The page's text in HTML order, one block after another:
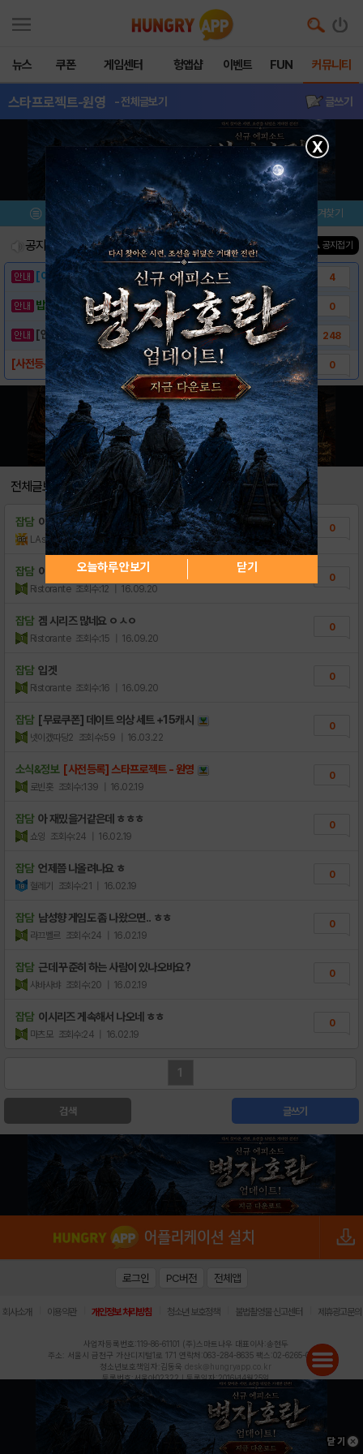
뉴스 쿠폰 게임센터 헝앱샵 이벤트 FUN 커뮤니티
스타프로젝트-원영 - 전체글보기 글쓰기
메뉴 이벤트/미션 설치/평가 즐겨찾기
공지사항 진행중인 이벤트0건 ▲ 공지접기
[이벤트] 웃음으로 매일매일 해피! 유머 게시.. 4
밥알이의 헝앱통신 ⑲ “밥알이, 드디어 멀티를.. 0
[안내] 헝그리앱 필수 상식! 밥알 획득 안내.. 248
[사전등록] 스타프로젝트 - 원영 0
전체글보기
잡담 이거 시리즈 많네요
LAsahi 조회수:15 | 18.11.25
0
잡담 이안,미유,원영 또있겠지...
Ristorante 조회수:12 | 16.09.20
0
잡담 겜 시리즈 많네요 ㅇㅅㅇ
Ristorante 조회수:15 | 16.09.20
0
잡담 입겟
Ristorante 조회수:16 | 16.09.20
0
잡담 [무료쿠폰] 데이트 의상 세트 +15캐시
넷이겠따당2 조회수:59 | 16.03.22
0
소식&정보 [사전등록] 스타프로젝트 - 원영
로빈홋 조회수:139 | 16.02.19
0
잡담 아 재밌을거같은데 ㅎㅎㅎ
쇼잉 조회수:24 | 16.02.19
0
잡담 언제쯤 나올려나요 ㅎ
혈레기 조회수:21 | 16.02.19
0
잡담 남성향 게임도 좀 나왔으면.. ㅎㅎ
라끄벨르 조회수:24 | 16.02.19
0
잡담 근데 꾸준히 하는 사람이 있나오바요?
샤바사뱌 조회수:20 | 16.02.19
0
잡담 이시리즈 게속해서 나오네 ㅎㅎ
마츠모 조회수:24 | 16.02.19
0
1
검색 글쓰기
X
오늘하루 안보기 닫기
로그인 PC버전 전체앱
회사소개 이용약관 개인정보 처리방침 청소년 보호정책 불법촬영물 신고센터 제휴광고문의
사업자등록번호:119-86-61101 (주)스마트나우 대표이사:송현두
주소: 서울시 금천구 가산디지털1로 171 연락처:063-284-8635 팩스:02-6265-0377
청소년보호책임자:김동욱 desk@hungryapp.co.kr
등록번호:서울아02322 | 등록일자:2016년4월25일
발행인:(주)스마트나우 송현두 | 편집인:김동욱
헝그리앱의 콘텐츠 및 기사는 저작권법의 보호를 받으므로, 무단 전재, 복사, 배포 등을 금합니다.
Copyright (c) HungryApp All Rights Reserved.